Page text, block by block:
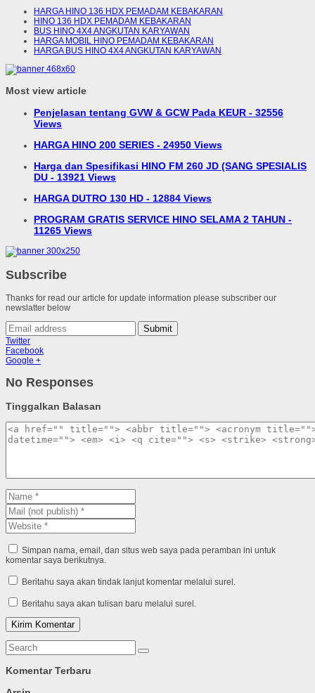
HARGA HINO 136 HDX PEMADAM KEBAKARAN
HINO 136 HDX PEMADAM KEBAKARAN
BUS HINO 4X4 ANGKUTAN KARYAWAN
HARGA MOBIL HINO PEMADAM KEBAKARAN
HARGA BUS HINO 4X4 ANGKUTAN KARYAWAN
Most view article
Penjelasan tentang GVW & GCW Pada KEUR - 32556
Views
HARGA HINO 200 SERIES - 24950 Views
Harga dan Spesifikasi HINO FM 260 JD (SANG SPESIALIS
DU - 13921 Views
HARGA DUTRO 130 HD - 12884 Views
PROGRAM GRATIS SERVICE HINO SELAMA 2 TAHUN -
11265 Views
Subscribe
Thanks for read our article for update information please subscriber our
newslatter below
Submit
Twitter
Facebook
Google +
No Responses
Tinggalkan Balasan
Simpan nama, email, dan situs web saya pada peramban ini untuk
komentar saya berikutnya.
Beritahu saya akan tindak lanjut komentar melalui surel.
Beritahu saya akan tulisan baru melalui surel.
Komentar Terbaru